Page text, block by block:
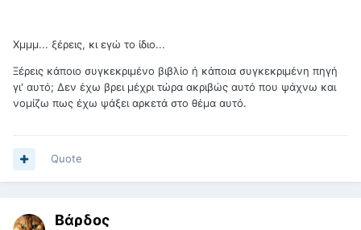
Χμμμ... ξέρεις, κι εγώ το ίδιο...
Ξέρεις κάποιο συγκεκριμένο βιβλίο ή κάποια συγκεκριμένη πηγή
γι' αυτό; Δεν έχω βρει μέχρι τώρα ακριβώς αυτό που ψάχνω και
νομίζω πως έχω ψάξει αρκετά στο θέμα αυτό.
Quote
Βάρδος